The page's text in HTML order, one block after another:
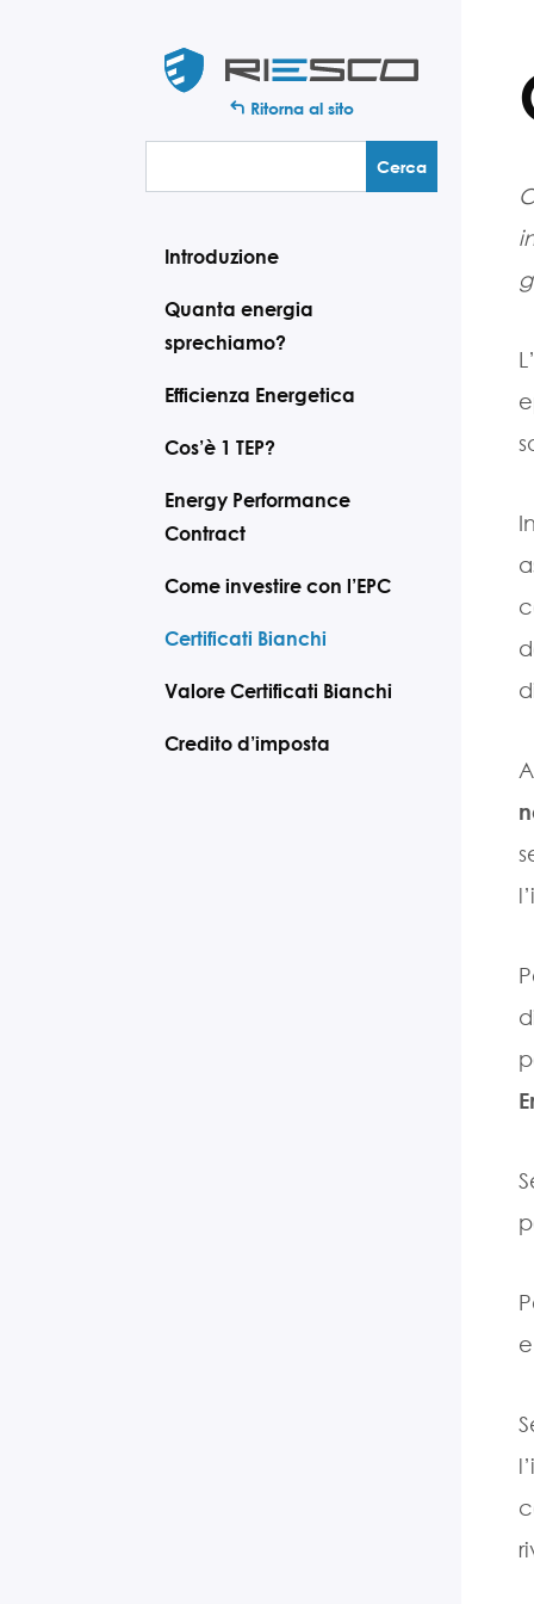
Ritorna al sito
Introduzione
Quanta energia
sprechiamo?
Efficienza Energetica
Cos’è 1 TEP?
Energy Performance
Contract
Come investire con l’EPC
Certificati Bianchi
Valore Certificati Bianchi
Credito d’imposta
L’